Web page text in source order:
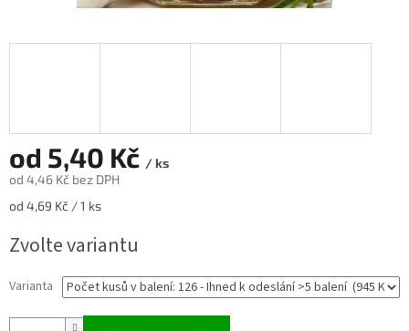
od 5,40 Kč / ks
od 4,46 Kč bez DPH
Měrná
od 4,69 Kč / 1 ks
Zvolte variantu
Varianta